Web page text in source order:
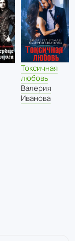
Токсичная
любовь
Валерия
Иванова